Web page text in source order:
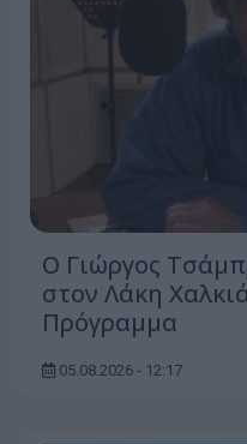
O Γιώργος
στον Λάκη
Πρόγραμμα
05.08.2026 - 12:17